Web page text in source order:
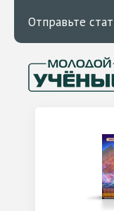
Отправьте